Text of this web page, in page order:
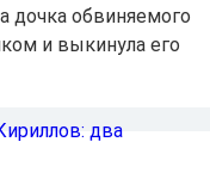
дочка обвиняемого
и выкинула его